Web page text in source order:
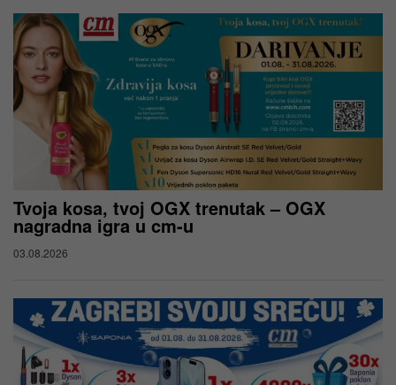
Tvoja kosa, tvoj OGX trenutak – OGX
nagradna igra u cm-u
03.08.2026